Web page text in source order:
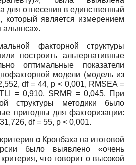
для отнесения в единственный
который является измерением
альянса».
факторной структуры
построить альтернативные
оптимальные показатели
модели (модель из
df = 44, p < 0,001, RMSEA =
= 0,910, SRMR = 0,045. При
структуры методики было
пригодны для факторизации:
df = 55, p < 0,001.
α Кронбаха на итоговой
было выявлено «очень
что говорит о высокой